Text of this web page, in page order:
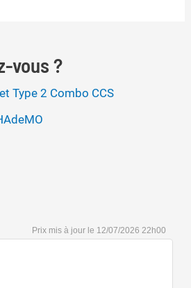
vous ?
Type 2 Combo CCS
12/07/2026 22h00